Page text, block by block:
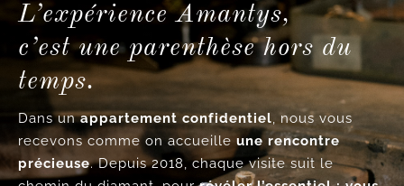
L’expérience Amantys,
c’est une parenthèse hors du
temps.
Dans un appartement confidentiel, nous vous
recevons comme on accueilleune rencontre
précieuse. Depuis 2018, chaque visite suit le